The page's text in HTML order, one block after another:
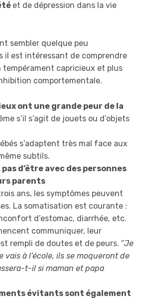
et de dépression dans la vie
sembler quelque peu
il est intéressant de comprendre
tempérament capricieux et plus
comportementale.
ont une grande peur de la
s’il s’agit de jouets ou d’objets
s’adaptent très mal face aux
subtils.
d’être avec des personnes
parents
ans, les symptômes peuvent
La somatisation est courante :
d’estomac, diarrhée, etc.
communiquer, leur
rempli de doutes et de peurs. “Je
vais à l’école, ils se moqueront de
t-il si maman et papa
évitants sont également